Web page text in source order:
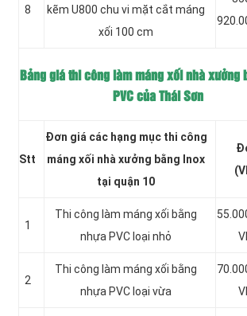
8
kẽm U800 chu vi mặt cắt máng
xối 100 cm
Bảng giá thi công làm máng xối nhà xưởng
PVC của Thái Sơn
Stt
Đơn giá các hạng mục thi công
máng xối nhà xưởng bằng Inox
tại quận 10
1
Thi công làm máng xối bằng
nhựa PVC loại nhỏ
2
Thi công làm máng xối bằng
nhựa PVC loại vừa